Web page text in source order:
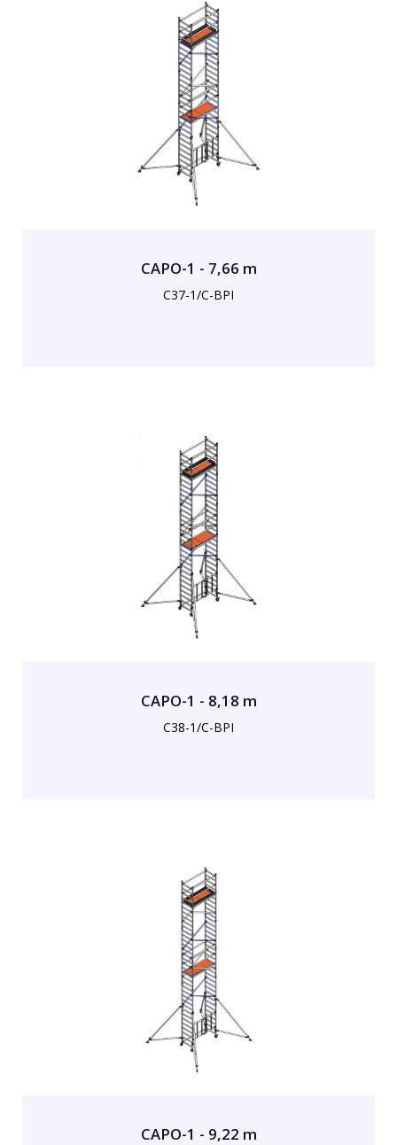
CAPO-1 - 7,66 m
C37-1/C-BPI
CAPO-1 - 8,18 m
C38-1/C-BPI
CAPO-1 - 9,22 m